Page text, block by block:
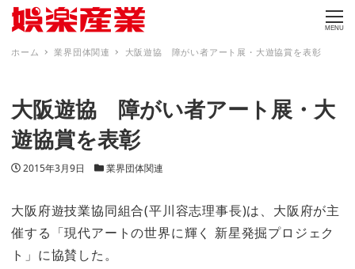
MENU
ホーム 業界団体関連 大阪遊協 障がい者アート展・大遊協賞を表彰
大阪遊協 障がい者アート展・大
遊協賞を表彰
投稿日
2015年3月9日 カテゴリー
業界団体関連
大阪府遊技業協同組合(平川容志理事長)は、大阪府が主
催する「現代アートの世界に輝く 新星発掘プロジェク
ト」に協賛した。